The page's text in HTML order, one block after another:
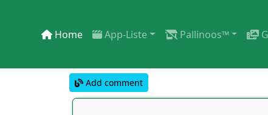
Home App-Liste Pallinoos™
Add comment